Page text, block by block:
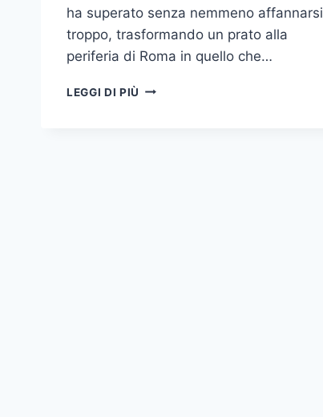
ha superato senza nemmeno affannarsi
troppo, trasformando un prato alla
periferia di Roma in quello che…
LEGGI DI PIÙ TOR